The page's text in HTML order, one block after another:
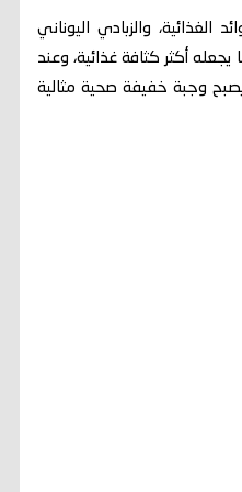
الغذائية، والزبادي اليوناني
يجعله أكثر كثافة غذائية، وعند
يصبح وجبة خفيفة صحية مثالية